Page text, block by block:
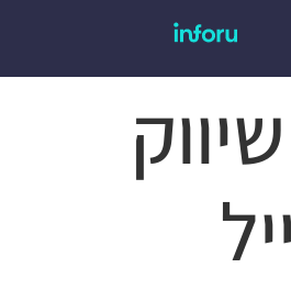
שיווק